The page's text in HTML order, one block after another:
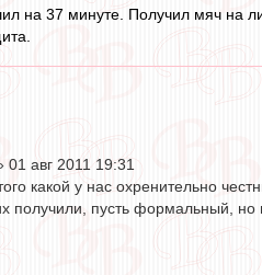
на 37 минуте. Получил мяч на
авг 2011 19:31
какой у нас охренительно
получили, пусть формальный,